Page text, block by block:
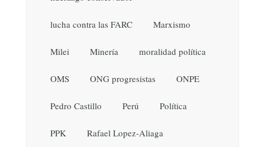
lucha contra las FARC Marxismo
Milei Minería moralidad política
OMS ONG progresistas ONPE
Pedro Castillo Perú Política
PPK Rafael Lopez-Aliaga